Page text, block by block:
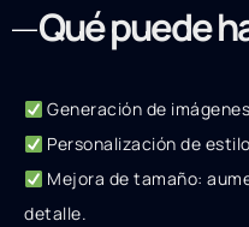
Qué puede
Generación de
Personalización de
Mejora de tamaño:
detalle.